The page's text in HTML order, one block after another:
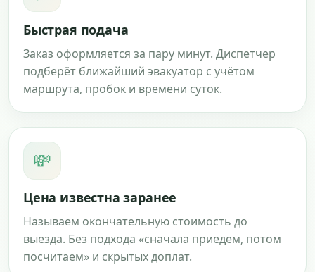
Быстрая подача
Заказ оформляется за пару минут. Диспетчер
подберёт ближайший эвакуатор с учётом
маршрута, пробок и времени суток.
💸
Цена известна заранее
Называем окончательную стоимость до
выезда. Без подхода «сначала приедем, потом
посчитаем» и скрытых доплат.